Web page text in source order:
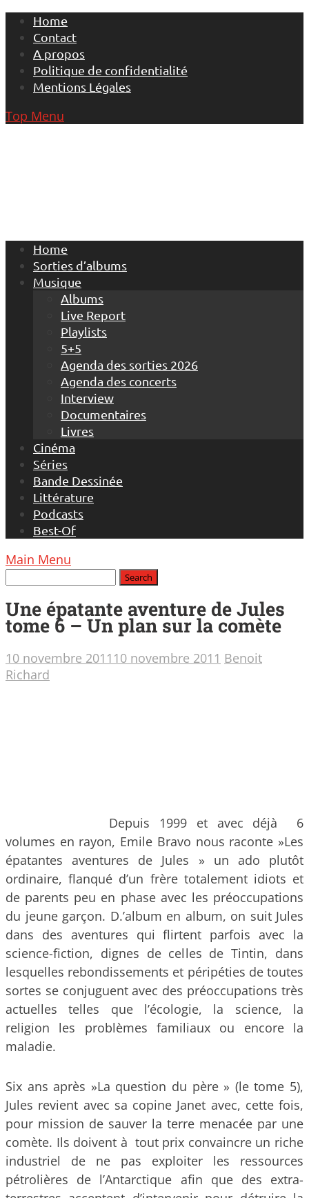
Skip
content
Home
Contact
A propos
Politique de confidentialité
Mentions Légales
Top Menu
Home
Sorties d’albums
Musique
Albums
Live Report
Playlists
5+5
Agenda des sorties 2026
Agenda des concerts
Interview
Documentaires
Livres
Cinéma
Séries
Bande Dessinée
Littérature
Podcasts
Best-Of
Main Menu
Une épatante aventure de Jules
tome 6 – Un plan sur la comète
10 novembre 2011 10 novembre 2011 Benoit
Richard
Depuis 1999 et avec déjà 6
volumes en rayon, Emile Bravo nous raconte »Les
épatantes aventures de Jules » un ado plutôt
ordinaire, flanqué d’un frère totalement idiots et
de parents peu en phase avec les préoccupations
du jeune garçon. D.’album en album, on suit Jules
dans des aventures qui flirtent parfois avec la
science-fiction, dignes de celles de Tintin, dans
lesquelles rebondissements et péripéties de toutes
sortes se conjuguent avec des préoccupations très
actuelles telles que l’écologie, la science, la
religion les problèmes familiaux ou encore la
maladie.
Six ans après »La question du père » (le tome 5),
Jules revient avec sa copine Janet avec, cette fois,
pour mission de sauver la terre menacée par une
comète. Ils doivent à tout prix convaincre un riche
industriel de ne pas exploiter les ressources
pétrolières de l’Antarctique afin que des extra-